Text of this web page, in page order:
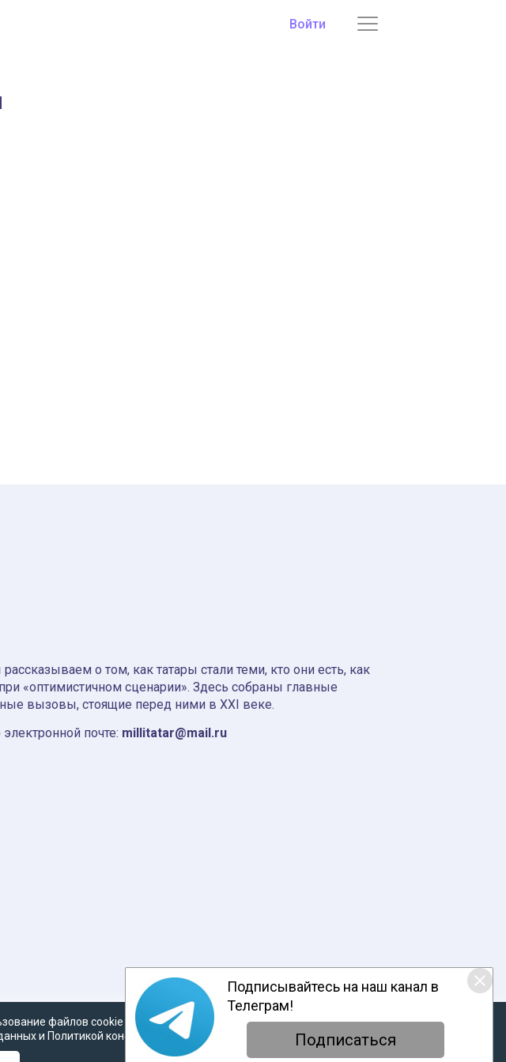
Войти
о том, как татары стали теми, кто они есть, как
«оптимистичном сценарии». Здесь собраны главные
вызовы, стоящие перед ними в XXI веке.
почте: millitatar@mail.ru
файлов cookie в соответствии с настоящим уведомлением, согласием наобработку
и Политикой конфиденциальности
Подписывайтесь на наш канал в
Телеграм!
Подписаться